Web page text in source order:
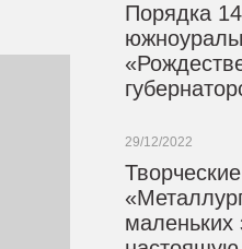
Порядка
29/12/2022
маленьких